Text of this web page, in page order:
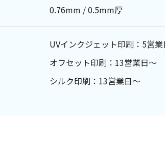
0.76mm / 0.5mm厚
UVインクジェット印刷：5営
オフセット印刷：13営業日～
シルク印刷：13営業日～